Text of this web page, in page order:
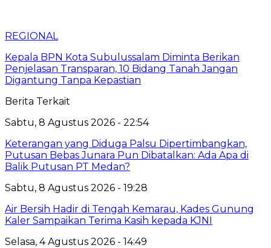
REGIONAL
Kepala BPN Kota Subulussalam Diminta Berikan
Penjelasan Transparan, 10 Bidang Tanah Jangan
Digantung Tanpa Kepastian
Berita Terkait
Sabtu, 8 Agustus 2026 - 22:54
Keterangan yang Diduga Palsu Dipertimbangkan,
Putusan Bebas Junara Pun Dibatalkan: Ada Apa di
Balik Putusan PT Medan?
Sabtu, 8 Agustus 2026 - 19:28
Air Bersih Hadir di Tengah Kemarau, Kades Gunung
Kaler Sampaikan Terima Kasih kepada KJNI
Selasa, 4 Agustus 2026 - 14:49